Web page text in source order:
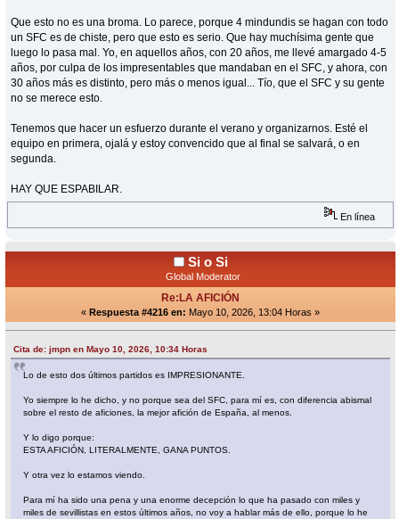
Que esto no es una broma. Lo parece, porque 4 mindundis se hagan con todo
un SFC es de chiste, pero que esto es serio. Que hay muchísima gente que
luego lo pasa mal. Yo, en aquellos años, con 20 años, me llevé amargado 4-5
años, por culpa de los impresentables que mandaban en el SFC, y ahora, con
30 años más es distinto, pero más o menos igual... Tío, que el SFC y su gente
no se merece esto.
Tenemos que hacer un esfuerzo durante el verano y organizarnos. Esté el
equipo en primera, ojalá y estoy convencido que al final se salvará, o en
segunda.
HAY QUE ESPABILAR.
En línea
Si o Si
Global Moderator
Re:LA AFICIÓN
« Respuesta #4216 en: Mayo 10, 2026, 13:04 Horas »
Cita de: jmpn en Mayo 10, 2026, 10:34 Horas
Lo de esto dos últimos partidos es IMPRESIONANTE.
Yo siempre lo he dicho, y no porque sea del SFC, para mí es, con diferencia abismal
sobre el resto de aficiones, la mejor afición de España, al menos.
Y lo digo porque:
ESTA AFICIÓN, LITERALMENTE, GANA PUNTOS.
Y otra vez lo estamos viendo.
Para mí ha sido una pena y una enorme decepción lo que ha pasado con miles y
miles de sevillistas en estos últimos años, no voy a hablar más de ello, porque lo he